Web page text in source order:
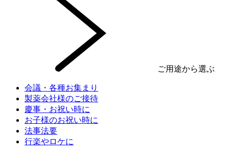
ご用途から選ぶ
会議・各種お集まり
製薬会社様のご接待
慶事・お祝い時に
お子様のお祝い時に
法事法要
行楽やロケに